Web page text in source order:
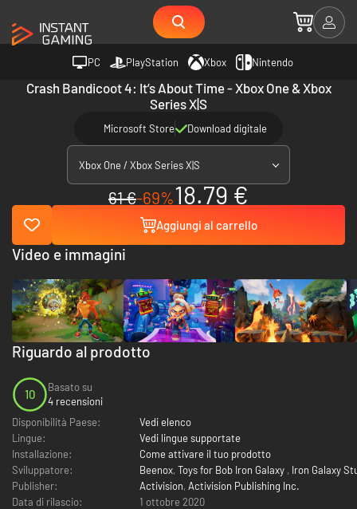
PC PlayStation Xbox Nintendo
Crash Bandicoot 4: It’s About Time - Xbox One & Xbox
Series X|S
Microsoft Store Download digitale
Xbox One / Xbox Series X|S
61 €-69%18.79 €
Aggiungi al carrello
Riguardo al prodotto
10
Basato su
4 recensioni
Disponibilità Paese:
Vedi elenco
Lingue:
Vedi lingue supportate
Installazione:
Come attivare il tuo prodotto
Sviluppatore:
Beenox, Toys for Bob Iron Galaxy , Iron Galaxy
Publisher:
Activision, Activision Publishing Inc.
Data di rilascio:
1 ottobre 2020
Video e immagini